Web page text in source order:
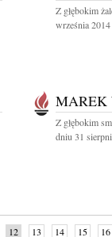
Z głębokim
września
MAREK
Z głębokim
dniu 31
12 13 14 15 16